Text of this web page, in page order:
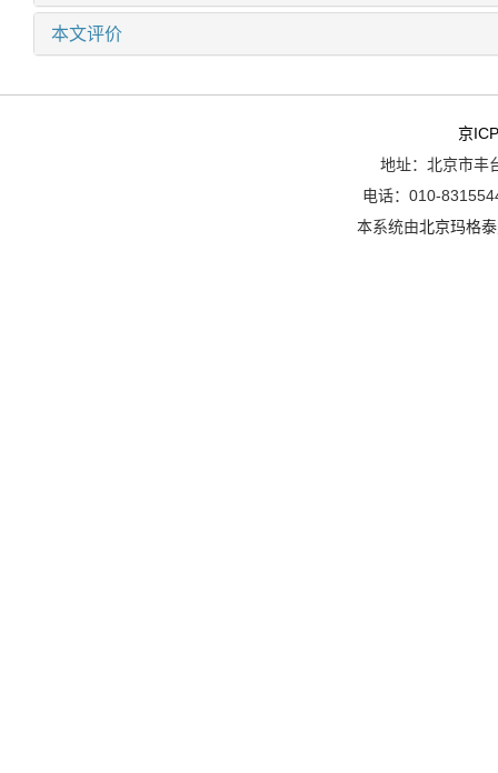
本文评价
京
地址：北京市丰
电话：010-
本系统由北京玛格